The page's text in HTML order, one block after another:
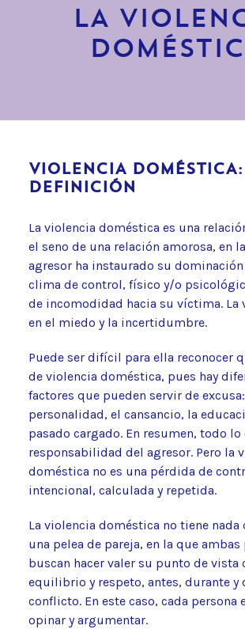
LA
VIOLENCIA DOMÉSTICA:
DEFINICIÓN
La violencia doméstica es una
el seno de una relación amorosa, en
agresor ha instaurado su
clima de control, físico y/o
de incomodidad hacia su víctima. La
en el miedo y la incertidumbre.
Puede ser difícil para ella reconocer
de violencia doméstica, pues hay
factores que pueden servir de
personalidad, el cansancio, la
pasado cargado. En resumen, todo lo
responsabilidad del agresor. Pero la
doméstica no es una pérdida de
intencional, calculada y repetida.
La violencia doméstica no tiene nada
una pelea de pareja, en la que ambas
buscan hacer valer su punto de vista
equilibrio y respeto, antes, durante y
conflicto. En este caso, cada persona
opinar y argumentar.